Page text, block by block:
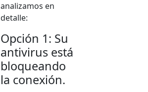
analizamos en
detalle:
Opción 1: Su
antivirus está
bloqueando
la conexión.